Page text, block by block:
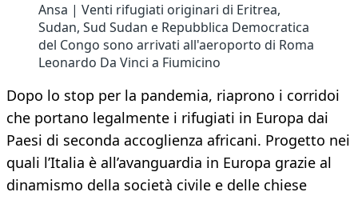
Ansa | Venti rifugiati originari di Eritrea,
Sudan, Sud Sudan e Repubblica Democratica
del Congo sono arrivati all'aeroporto di Roma
Leonardo Da Vinci a Fiumicino
Dopo lo stop per la pandemia, riaprono i corridoi
che portano legalmente i rifugiati in Europa dai
Paesi di seconda accoglienza africani. Progetto nei
quali l’Italia è all’avanguardia in Europa grazie al
dinamismo della società civile e delle chiese